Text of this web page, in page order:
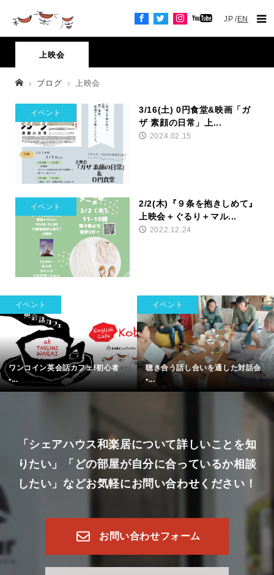
JP EN
上映会
ブログ 上映会
イベント
3/16(土) 0円食堂&映画「ガ
ザ 素顔の日常」上...
2024.02.15
イベント
2/2(木)『９条を抱きしめて』
上映会＋ぐるり＋マル...
2022.12.24
イベント
ワンコイン英会話カフェ!初心者
•...
イベント
聴き合う話し合いを通した対話会
•...
「シェアハウス和楽居について詳しいことを知
りたい」
「どの部屋が自分に合っているか相談
したい」などお気軽にお問い合わせください！
お問い合わせフォーム